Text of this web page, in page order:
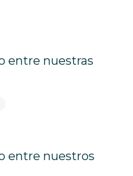
entre nuestras
entre nuestros